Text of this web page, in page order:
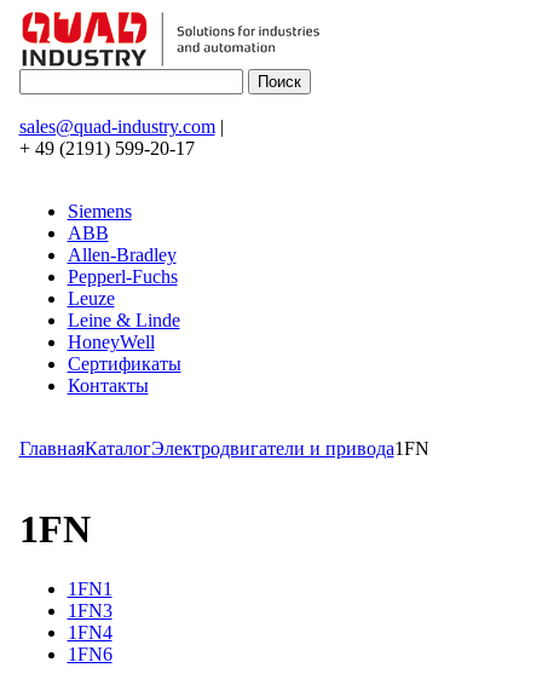
sales@quad-industry.com|
+ 49 (2191) 599-20-17
Siemens
ABB
Allen-Bradley
Pepperl-Fuchs
Leuze
Leine & Linde
HoneyWell
Сертификаты
Контакты
ГлавнаяКаталогЭлектродвигатели и привода1FN
1FN
1FN1
1FN3
1FN4
1FN6